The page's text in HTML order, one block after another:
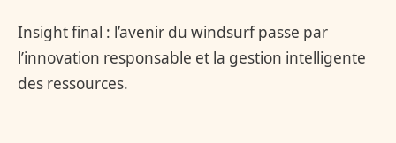
Insight final : l’avenir du windsurf passe par
l’innovation responsable et la gestion intelligente
des ressources.